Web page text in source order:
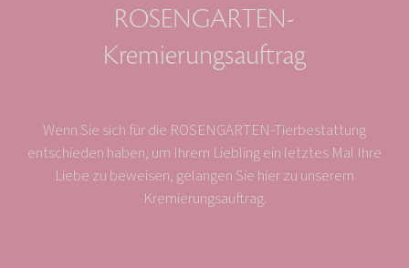
ROSENGARTEN-
Kremierungsauftrag
Wenn Sie sich für die ROSENGARTEN-Tierbestattung
entschieden haben, um Ihrem Liebling ein letztes Mal Ihre
Liebe zu beweisen, gelangen Sie hier zu unserem
Kremierungsauftrag.